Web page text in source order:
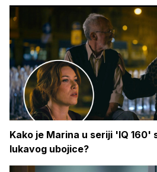
Kako je Marina u seriji 'IQ 160'
lukavog ubojice?